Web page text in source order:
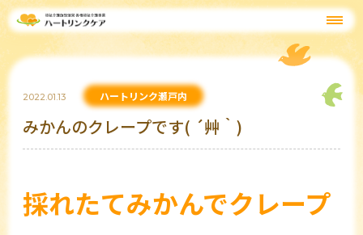
2022.01.13 ハートリンク瀬戸内
みかんのクレープです( ´艸｀)
採れたてみかんでクレープ